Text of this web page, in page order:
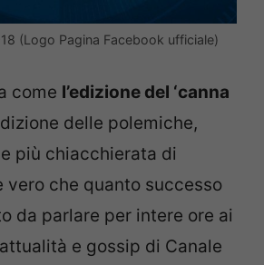
(Logo Pagina Facebook ufficiale)
come l’edizione del ‘canna
delle polemiche,
più chiacchierata di
vero che quanto successo
da parlare per intere ore ai
e gossip di Canale